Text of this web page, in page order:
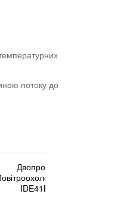
потоку до
Двопротоковий
ECO
IDE41B07 ED